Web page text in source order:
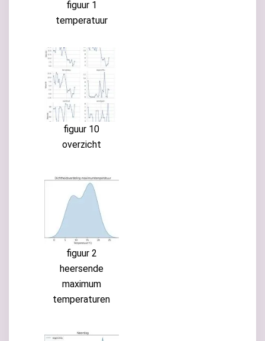
figuur 1
temperatuur
figuur 10
overzicht
figuur 2
heersende
maximum
temperaturen